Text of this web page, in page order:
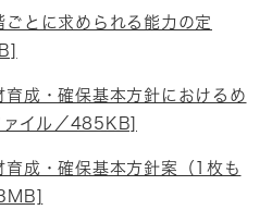
とに求められる能力の定
成・確保基本方針におけるめ
イル／485KB]
成・確保基本方針案（1枚も